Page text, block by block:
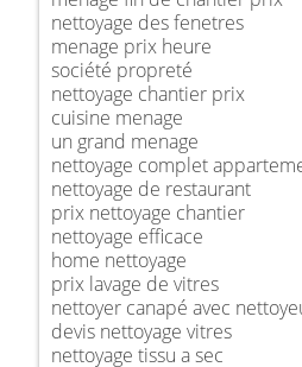
nettoyage des fenetres
menage prix heure
société propreté
nettoyage chantier prix
cuisine menage
un grand menage
nettoyage complet
nettoyage de restaurant
prix nettoyage chantier
nettoyage efficace
home nettoyage
prix lavage de vitres
nettoyer canapé avec
devis nettoyage vitres
nettoyage tissu a sec